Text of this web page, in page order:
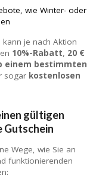
wie Winter- oder
kann je nach Aktion
10%-Rabatt, 20 €
einem bestimmten
sogar kostenlosen
gültigen
Gutschein
Wege, wie Sie an
funktionierenden